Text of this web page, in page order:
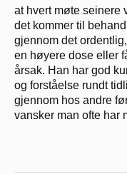
at hvert møte seinere
det kommer til
gjennom det
en høyere dose eller
årsak. Han har god
og forståelse rundt
gjennom hos andre
vansker man ofte har